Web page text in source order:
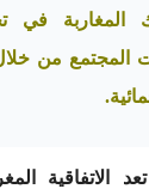
في
المجتمع من
الاتفاقية